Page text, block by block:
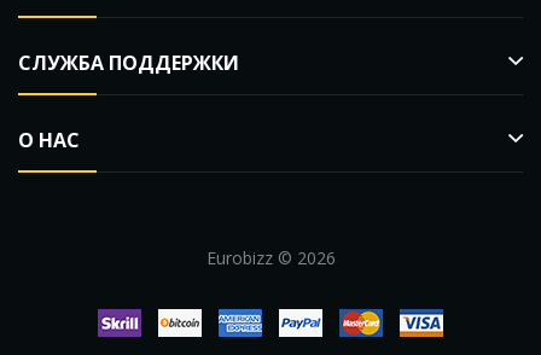
СЛУЖБА ПОДДЕРЖКИ
О НАС
Eurobizz © 2026